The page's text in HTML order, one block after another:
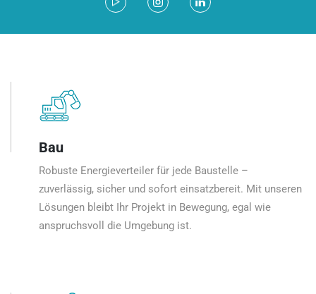
Bau
Robuste Energieverteiler für jede Baustelle –
zuverlässig, sicher und sofort einsatzbereit. Mit unseren
Lösungen bleibt Ihr Projekt in Bewegung, egal wie
anspruchsvoll die Umgebung ist.